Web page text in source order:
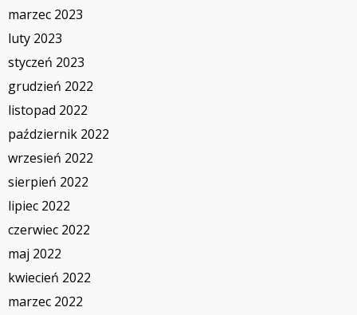
marzec 2023
luty 2023
styczeń 2023
grudzień 2022
listopad 2022
październik 2022
wrzesień 2022
sierpień 2022
lipiec 2022
czerwiec 2022
maj 2022
kwiecień 2022
marzec 2022